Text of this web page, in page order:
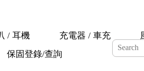
/ 耳機 充電器 / 車充
保固登錄/查詢